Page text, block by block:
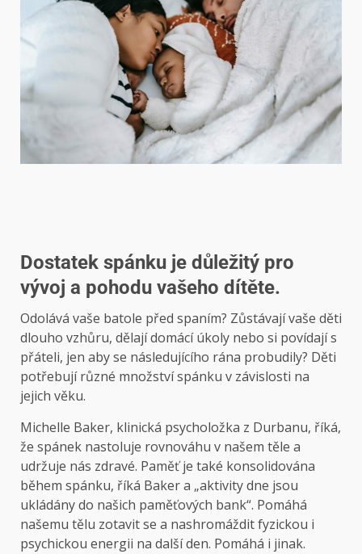
Dostatek spánku je důležitý pro
vývoj a pohodu vašeho dítěte.
Odolává vaše batole před spaním? Zůstávají vaše děti
dlouho vzhůru, dělají domácí úkoly nebo si povídají s
přáteli, jen aby se následujícího rána probudily? Děti
potřebují různé množství spánku v závislosti na
jejich věku.
Michelle Baker, klinická psycholožka z Durbanu, říká,
že spánek nastoluje rovnováhu v našem těle a
udržuje nás zdravé. Paměť je také konsolidována
během spánku, říká Baker a „aktivity dne jsou
ukládány do našich paměťových bank“. Pomáhá
našemu tělu zotavit se a nashromáždit fyzickou i
psychickou energii na další den. Pomáhá i jinak.